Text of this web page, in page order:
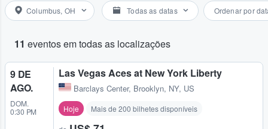
Columbus, OH Todas as datas Ordenar por
11 eventos em todas as localizações
9 DE
AGO.
DOM.
0:30 PM
Las Vegas Aces at New York Liberty
Barclays Center, Brooklyn, NY, US
Hoje Mais de 200 bilhetes disponíveis